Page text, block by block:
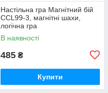
Настільна гра Магнітний бій
CCL99-3, магнітні шахи,
логічна гра
В наявності
485 ₴
Купити